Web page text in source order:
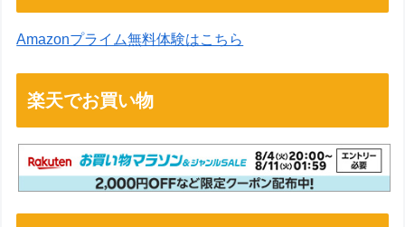
Amazonプライム無料体験はこちら
楽天でお買い物